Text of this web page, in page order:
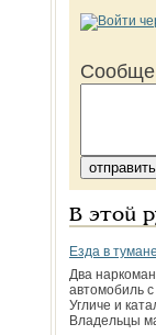
В этой
Езда в
Два
автомобиль
Угличе и
Владельцы